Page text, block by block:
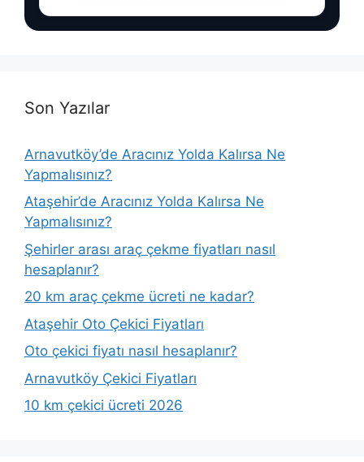
Son Yazılar
Arnavutköy’de Aracınız Yolda Kalırsa Ne
Yapmalısınız?
Ataşehir’de Aracınız Yolda Kalırsa Ne
Yapmalısınız?
Şehirler arası araç çekme fiyatları nasıl
hesaplanır?
20 km araç çekme ücreti ne kadar?
Ataşehir Oto Çekici Fiyatları
Oto çekici fiyatı nasıl hesaplanır?
Arnavutköy Çekici Fiyatları
10 km çekici ücreti 2026